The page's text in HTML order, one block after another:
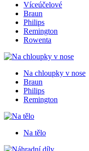
Víceúčelové
Braun
Philips
Remington
Rowenta
Na chloupky v nose
Braun
Philips
Remington
Na tělo